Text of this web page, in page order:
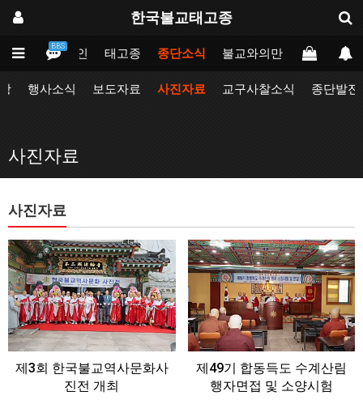
한국불교태고종
BBS
메인 태고종 종단소식 불교와의만남 업무포털
행사소식 보도자료 사진자료 교구사찰소식 종단발전
사진자료
사진자료
제3회 한국불교역사문화사
진전 개최
제49기 합동득도 수계산림
행자면접 및 소양시험